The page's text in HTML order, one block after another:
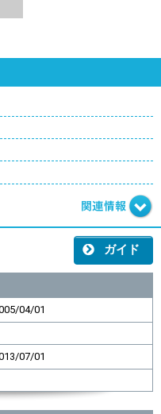
ガイド
04/01
07/01